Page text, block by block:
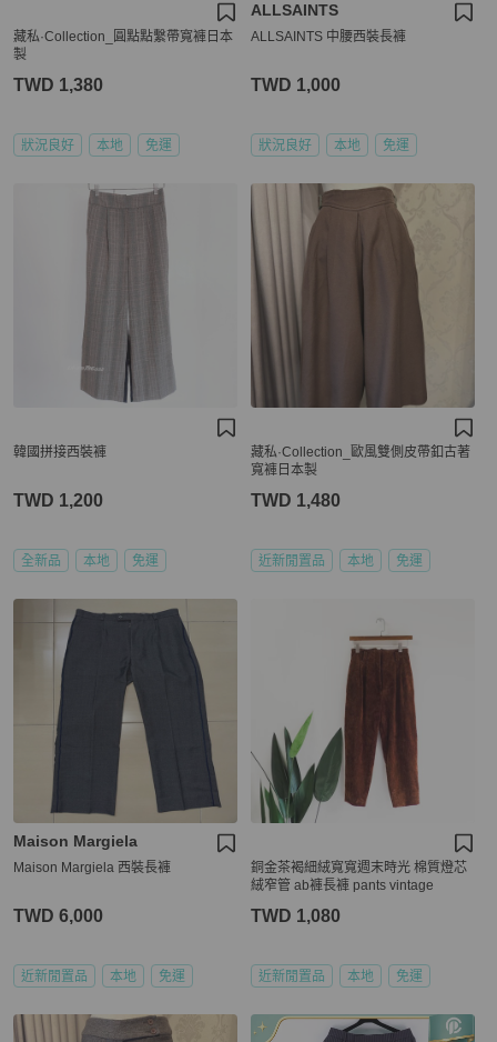
藏私·Collection_圓點點繫帶寬褲日本
製
TWD 1,380
狀況良好 本地 免運
ALLSAINTS
ALLSAINTS 中腰西裝長褲
TWD 1,000
狀況良好 本地 免運
韓國拼接西裝褲
TWD 1,200
全新品 本地 免運
藏私·Collection_歐風雙側皮帶釦古著
寬褲日本製
TWD 1,480
近新閒置品 本地 免運
Maison Margiela
Maison Margiela 西裝長褲
TWD 6,000
近新閒置品 本地 免運
銅金茶褐細絨寬寬週末時光 棉質燈芯
絨窄管 ab褲長褲 pants vintage
TWD 1,080
近新閒置品 本地 免運